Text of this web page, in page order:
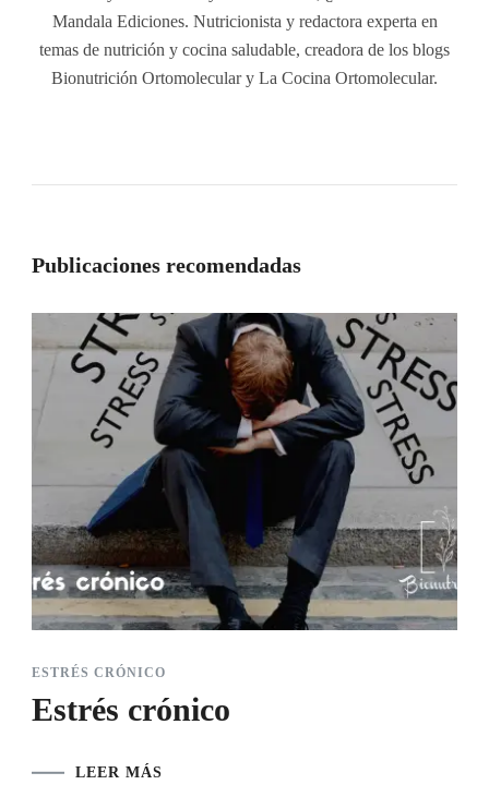
Mandala Ediciones. Nutricionista y redactora experta en
temas de nutrición y cocina saludable, creadora de los blogs
Bionutrición Ortomolecular y La Cocina Ortomolecular.
Publicaciones recomendadas
ESTRÉS CRÓNICO
Estrés crónico
LEER MÁS